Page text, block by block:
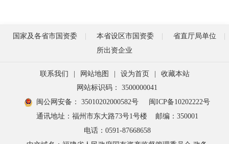
国家及各省市国资委 本省设区市国资委
省直厅局单位
所出资企业
联系我们 网站地图 设为首页
收藏本站
网站标识码： 3500000041
闽公网安备： 35010202000582号
闽ICP备10202222号
通讯地址：福州市东大路73号1号楼
邮编：350001
电话：0591-87668658